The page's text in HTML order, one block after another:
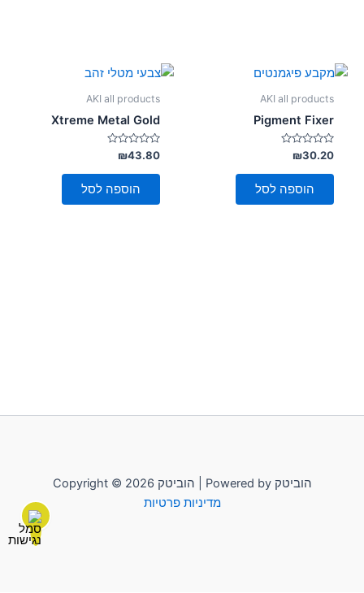
AKI all products
Pigment Fixer
דורג
0
מתוך
₪30.20
הוספה לסל
AKI all products
Xtreme Metal Gold
דורג
0
מתוך
₪43.80
הוספה לסל
Copyright © 2026 הוביטק | Powered by הוביטק
מדיניות פרטיות